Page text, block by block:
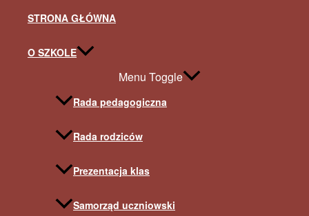
STRONA GŁÓWNA
O SZKOLE
Menu Toggle
Rada pedagogiczna
Rada rodziców
Prezentacja klas
Samorząd uczniowski